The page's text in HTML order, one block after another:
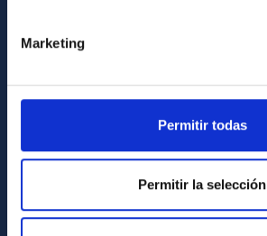
Marketing
Permitir todas
Permitir la selección
Code of ethics and anti-fraud policy
Gender equality and diversity
Environment and Sustainability
Forever IAC